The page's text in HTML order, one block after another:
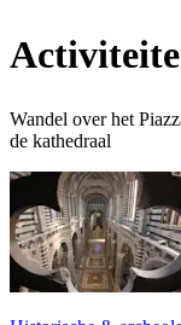
Wandel over het
de kathedraal